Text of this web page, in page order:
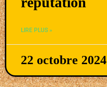
LIRE PLUS »
22 octobre 2024